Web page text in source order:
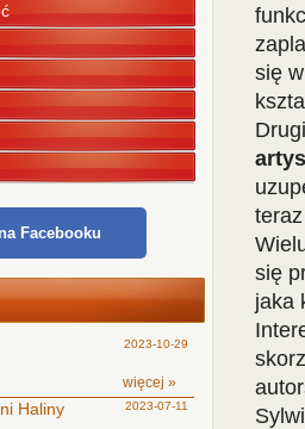
Facebooku
2023-10-29
więcej »
Haliny 2023-07-11
się
się
jaka